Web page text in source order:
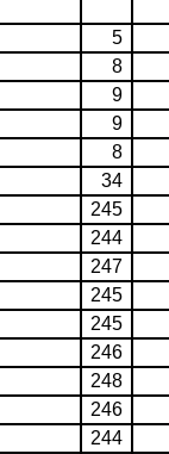
5
8
9
9
8
34
245
244
247
245
245
246
248
246
244